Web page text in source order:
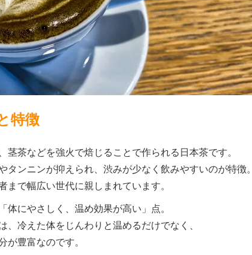
特徴
茎茶などを強火で焙じることで作られる日本茶です。
タンニンが抑えられ、渋みが少なく飲みやすいのが特徴。
まで幅広い世代に親しまれています。
体にやさしく、温め効果が高い」点。
、冷えた体をじんわりと温めるだけでなく、
が豊富なのです。